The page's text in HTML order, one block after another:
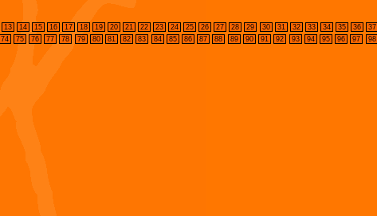
13 14 15 16 17 18 19 20 21 22 23 24 25 26 27 28 29 30 31 32 33 34 35 36 37
74 75 76 77 78 79 80 81 82 83 84 85 86 87 88 89 90 91 92 93 94 95 96 97 98